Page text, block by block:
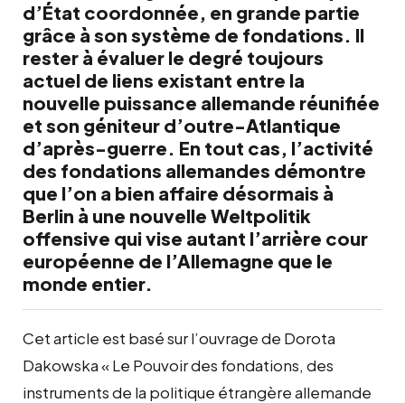
d’État coordonnée, en grande partie
grâce à son système de fondations. Il
rester à évaluer le degré toujours
actuel de liens existant entre la
nouvelle puissance allemande réunifiée
et son géniteur d’outre-Atlantique
d’après-guerre. En tout cas, l’activité
des fondations allemandes démontre
que l’on a bien affaire désormais à
Berlin à une nouvelle Weltpolitik
offensive qui vise autant l’arrière cour
européenne de l’Allemagne que le
monde entier.
Cet article est basé sur l’ouvrage de Dorota
Dakowska « Le Pouvoir des fondations, des
instruments de la politique étrangère allemande